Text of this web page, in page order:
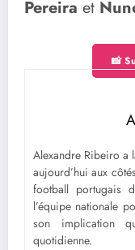
Pereira et
📸
Alexandre Ribeiro a
aujourd’hui aux
football portugais
l’équipe nationale
son implication
quotidienne.